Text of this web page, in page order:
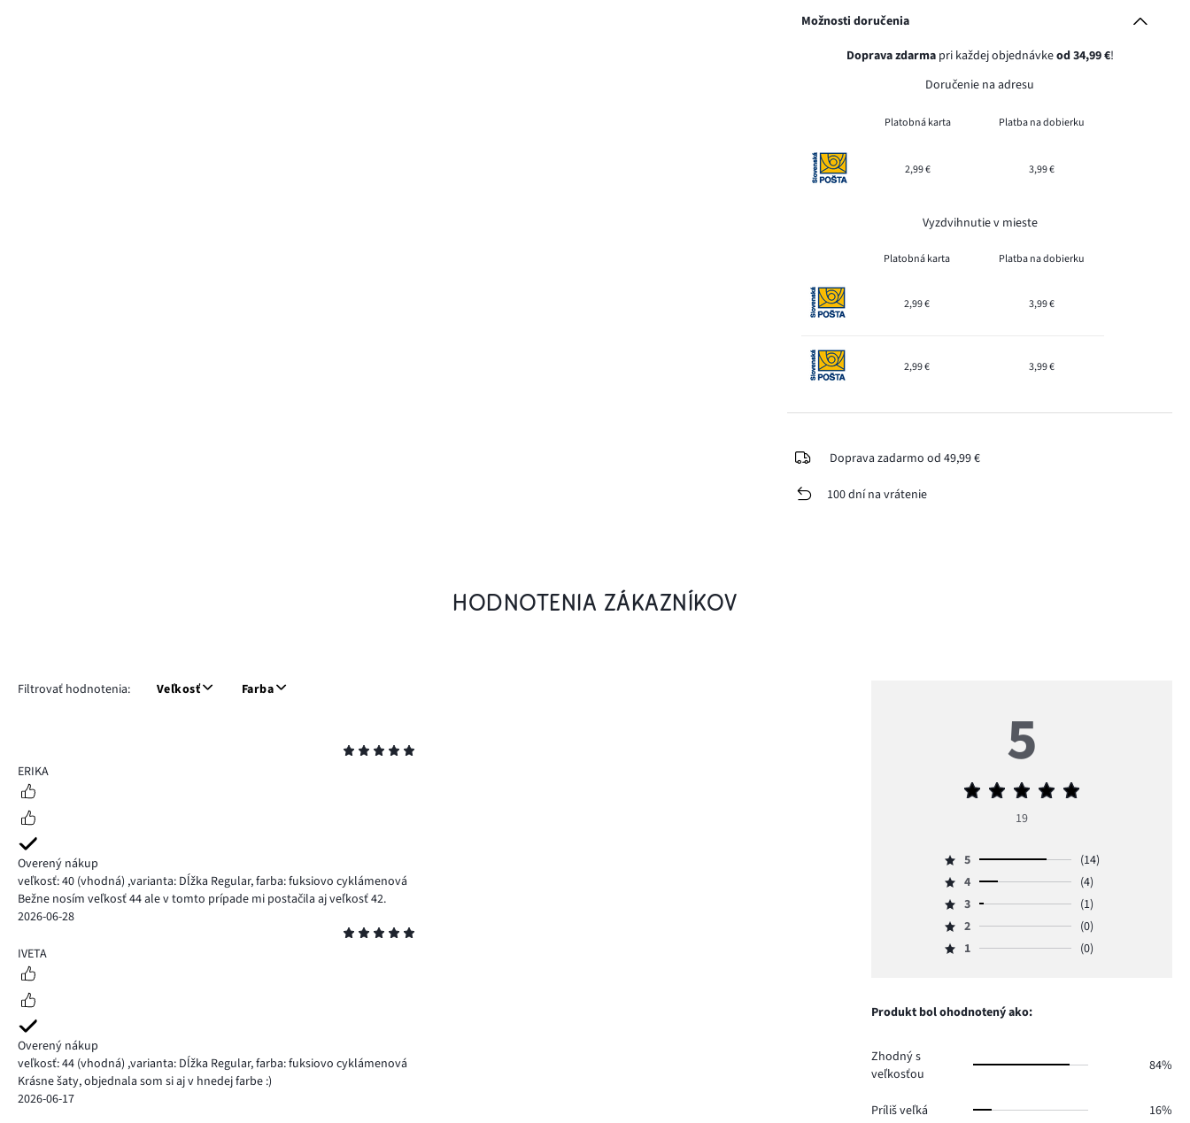
Možnosti doručenia
Doprava zdarmapri každej objednávkeod 34,99 €!
Doručenie na adresu
Platobná karta Platba na dobierku
2,99 € 3,99 €
Vyzdvihnutie v mieste
Platobná karta Platba na dobierku
2,99 € 3,99 €
2,99 € 3,99 €
Doprava zadarmo od 49,99 €
100 dní na vrátenie
HODNOTENIA ZÁKAZNÍKOV
Filtrovať hodnotenia: Veľkosť Farba
5
ERIKA
Overený nákup
veľkosť: 40 (vhodná) ,varianta: Dĺžka Regular,farba: fuksiovo cyklámenová
Bežne nosím veľkosť 44 ale v tomto prípade mi postačila aj veľkosť 42.
2026-06-28
5
IVETA
Overený nákup
veľkosť: 44 (vhodná) ,varianta: Dĺžka Regular,farba: fuksiovo cyklámenová
Krásne šaty, objednala som si aj v hnedej farbe :)
2026-06-17
5
Priemerné
5
19
Hodnotenie
5,
počet
hlasov
5
(14)
Hodnotenie
4,
počet
hlasov
4
(4)
Hodnotenie
3,
počet
3
(1)
Hodnotenie
2,
0.
2
(0)
Hodnotenie
hlasov
1 (0)
Produkt bol ohodnotený ako:
Zhodný s
veľkosťou
84%
Príliš veľká 16%